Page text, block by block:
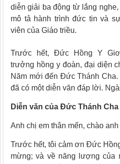
diễn giải ba động từ lắng
mô tả hành trình đức tin và
viên của Giáo triều.
Trước hết, Đức Hồng Y
trưởng hồng y đoàn, đại diện
Năm mới đến Đức Thánh
đã có một diễn văn đáp lời.
Diễn văn của Đức Thánh Cha
Anh chị em thân mến, chào anh
Trước hết, tôi cảm ơn Đức
mừng; và về năng lượng của